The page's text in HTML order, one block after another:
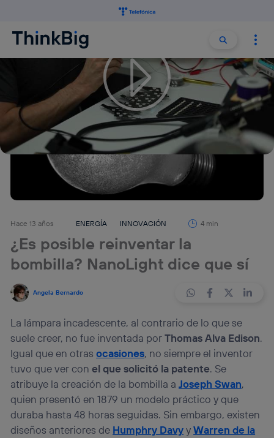
Buscar
Hace 13 años ENERGÍA INNOVACIÓN 4 min
¿Es posible reinventar la
bombilla? NanoLight dice que sí
Angela Bernardo
La lámpara incadescente, al contrario de lo que se
suele creer, no fue inventada porThomas Alva Edison.
Igual que en otrasocasiones, no siempre el inventor
tuvo que ver conel que solicitó la patente. Se
atribuye la creación de la bombilla aJoseph Swan,
quien presentó en 1879 un modelo práctico y que
duraba hasta 48 horas seguidas. Sin embargo, existen
diseños anteriores de Humphry DavyyWarren de la